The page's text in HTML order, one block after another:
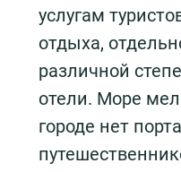
услугам
отдыха,
различной
отели. Море
городе нет